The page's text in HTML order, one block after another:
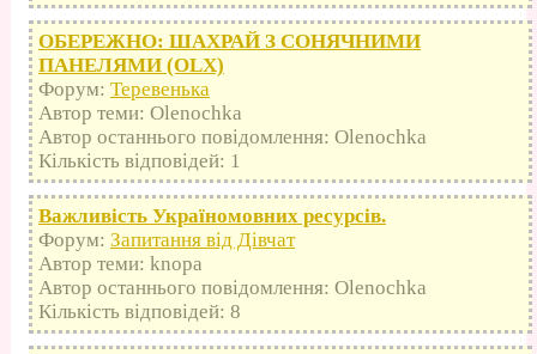
ОБЕРЕЖНО: ШАХРАЙ З СОНЯЧНИМИ
ПАНЕЛЯМИ (OLX)
Форум: Теревенька
Автор теми: Olenochka
Автор останнього повідомлення: Olenochka
Кількість відповідей: 1
Важливість Україномовних ресурсів.
Форум: Запитання від Дівчат
Автор теми: knopa
Автор останнього повідомлення: Olenochka
Кількість відповідей: 8